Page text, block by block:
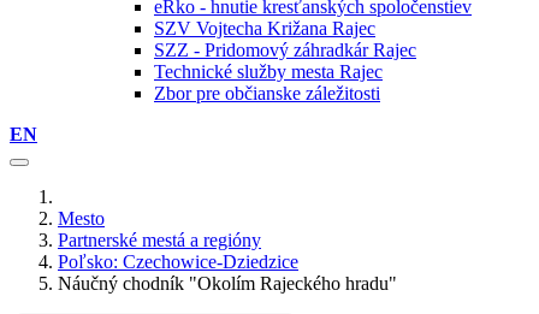
eRko - hnutie kresťanských spoločenstiev
SZV Vojtecha Križana Rajec
SZZ - Pridomový záhradkár Rajec
Technické služby mesta Rajec
Zbor pre občianske záležitosti
EN
Mesto
Partnerské mestá a regióny
Poľsko: Czechowice-Dziedzice
Náučný chodník "Okolím Rajeckého hradu"